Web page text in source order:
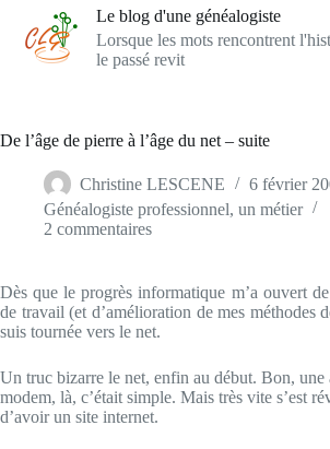
contenu
Le blog d'une généalogiste
Lorsque les mots rencontrent
le passé revit
De l’âge de pierre à l’âge du net – suite
Christine LESCENE
6 février
Généalogiste professionnel, un métier
2 commentaires
Dès que le progrès informatique m’a ouvert
de travail (et d’amélioration de mes méthodes
suis tournée vers le net.
Un truc bizarre le net, enfin au début. Bon, une
modem, là, c’était simple. Mais très vite s’est
d’avoir un site internet.